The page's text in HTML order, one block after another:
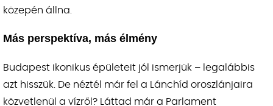
közepén állna.
Más perspektíva, más élmény
Budapest ikonikus épületeit jól ismerjük – legalábbis
azt hisszük. De néztél már fel a Lánchíd oroszlánjaira
közvetlenül a vízről? Láttad már a Parlament